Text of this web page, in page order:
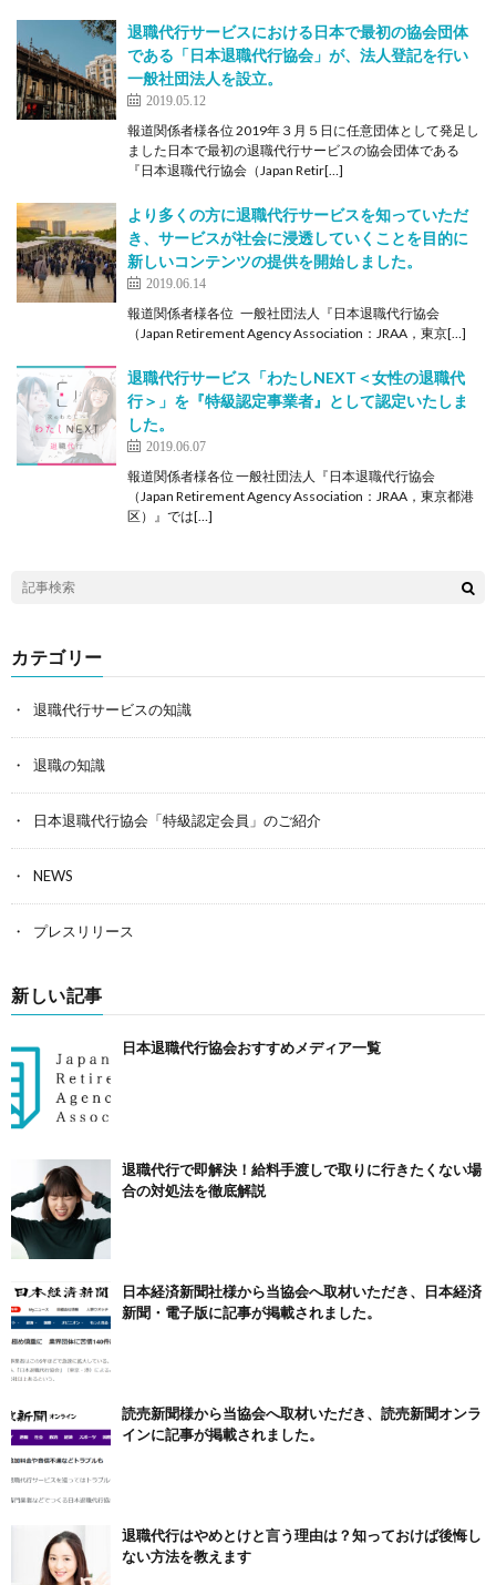
退職代行サービスにおける日本で最初の協会団体
である「日本退職代行協会」が、法人登記を行い
一般社団法人を設立。
2019.05.12
報道関係者様各位 2019年３月５日に任意団体として発足し
ました日本で最初の退職代行サービスの協会団体である
『日本退職代行協会（Japan Retir[…]
より多くの方に退職代行サービスを知っていただ
き、サービスが社会に浸透していくことを目的に
新しいコンテンツの提供を開始しました。
2019.06.14
報道関係者様各位 一般社団法人『日本退職代行協会
（Japan Retirement Agency Association：JRAA，東京[…]
退職代行サービス「わたしNEXT＜女性の退職代
行＞」を『特級認定事業者』として認定いたしま
した。
2019.06.07
報道関係者様各位 一般社団法人『日本退職代行協会
（Japan Retirement Agency Association：JRAA，東京都港
区）』では[…]
カテゴリー
退職代行サービスの知識
退職の知識
日本退職代行協会「特級認定会員」のご紹介
NEWS
プレスリリース
新しい記事
日本退職代行協会おすすめメディア一覧
退職代行で即解決！給料手渡しで取りに行きたくない場
合の対処法を徹底解説
日本経済新聞社様から当協会へ取材いただき、日本経済
新聞・電子版に記事が掲載されました。
読売新聞様から当協会へ取材いただき、読売新聞オンラ
インに記事が掲載されました。
退職代行はやめとけと言う理由は？知っておけば後悔し
ない方法を教えます